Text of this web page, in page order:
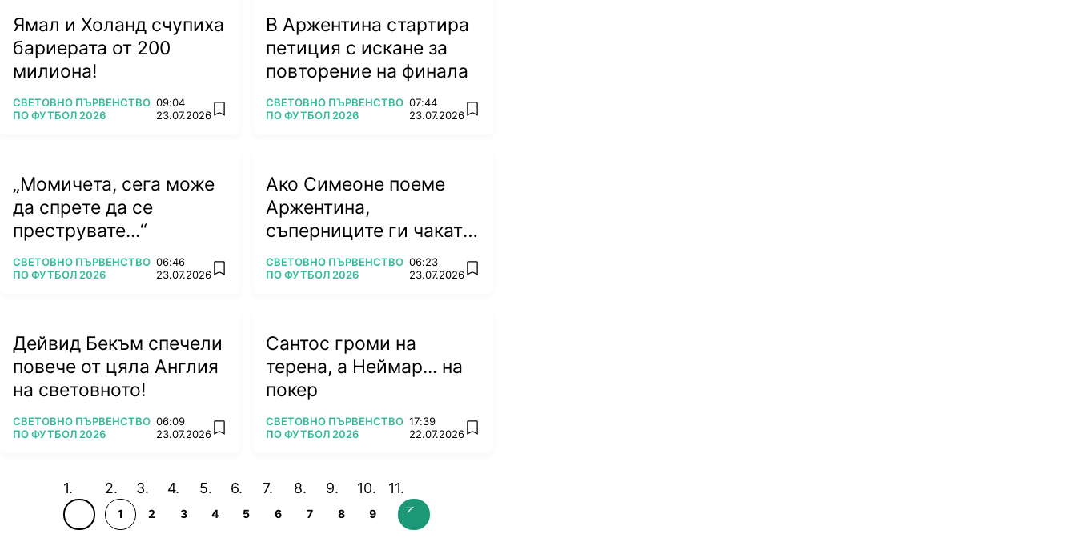
Ямал и Холанд счупиха
бариерата от 200
милиона!
ПОВЕЧЕ ОТ
СВЕТОВНО ПЪРВЕНСТВО
ПО ФУТБОЛ 2026
09:04
23.07.2026 add favorites
В Аржентина стартира
петиция с искане за
повторение на финала
ПОВЕЧЕ ОТ
СВЕТОВНО ПЪРВЕНСТВО
ПО ФУТБОЛ 2026
07:44
23.07.2026 add favorites
„Момичета, сега може
да спрете да се
преструвате...“
ПОВЕЧЕ ОТ
СВЕТОВНО ПЪРВЕНСТВО
ПО ФУТБОЛ 2026
06:46
23.07.2026 add favorites
Ако Симеоне поеме
Аржентина,
съперниците ги чакат
тежки времена
ПОВЕЧЕ ОТ
СВЕТОВНО ПЪРВЕНСТВО
ПО ФУТБОЛ 2026
06:23
23.07.2026 add favorites
Дейвид Бекъм спечели
повече от цяла Англия
на световното!
ПОВЕЧЕ ОТ
СВЕТОВНО ПЪРВЕНСТВО
ПО ФУТБОЛ 2026
06:09
23.07.2026 add favorites
Сантос громи на
терена, а Неймар... на
покер
ПОВЕЧЕ ОТ
СВЕТОВНО ПЪРВЕНСТВО
ПО ФУТБОЛ 2026
17:39
22.07.2026 add favorites
1 2 3 4 5 6 7 8 9